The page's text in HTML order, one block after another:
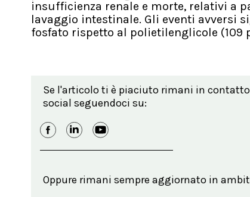
insufficienza renale e morte, relativi a
lavaggio intestinale. Gli eventi avversi
fosfato rispetto al polietilenglicole (109
Se l'articolo ti è piaciuto rimani in
social seguendoci su:
Oppure rimani sempre aggiornato in